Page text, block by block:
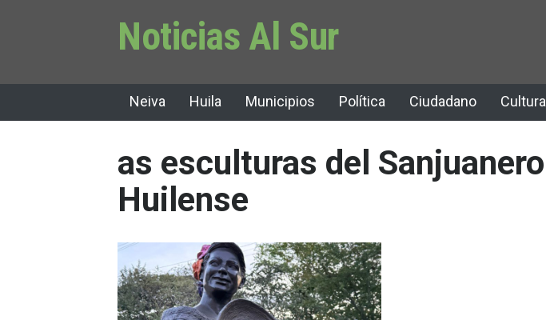
Noticias Al Sur
Neiva Huila Municipios Política Ciudadano Cultura
as esculturas del Sanjuanero
Huilense